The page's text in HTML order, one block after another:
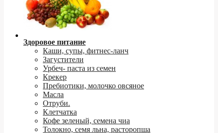
Здоровое питание
Каши, супы, фитнес-ланч
Загустители
Урбеч- паста из семен
Крекер
Пребиотики, молочко овсяное
Масла
Отруби.
Клетчатка
Кофе зеленый, семена чиа
Толокно, семя льна, расторопша